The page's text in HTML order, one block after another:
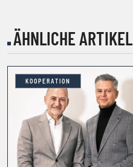
ÄHNLICHE ARTIKEL
KOOPERATION